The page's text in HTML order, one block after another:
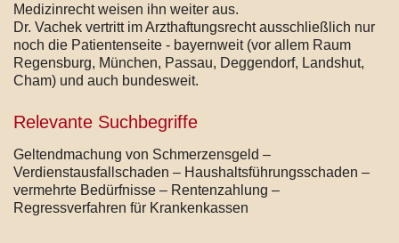
Medizinrecht weisen ihn weiter aus.
Dr. Vachek vertritt im Arzthaftungsrecht ausschließlich nur
noch die Patientenseite - bayernweit (vor allem Raum
Regensburg, München, Passau, Deggendorf, Landshut,
Cham) und auch bundesweit.
Relevante Suchbegriffe
Geltendmachung von Schmerzensgeld –
Verdienstausfallschaden – Haushaltsführungsschaden –
vermehrte Bedürfnisse – Rentenzahlung –
Regressverfahren für Krankenkassen